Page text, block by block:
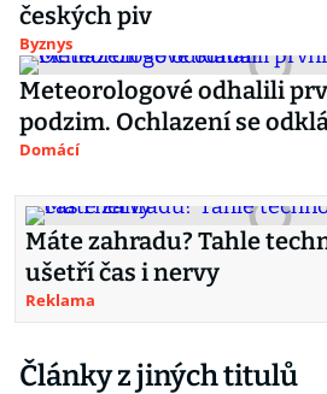
českých piv
Byznys
Meteorologové odhalili
podzim. Ochlazení se
Domácí
Máte zahradu? Tahle
ušetří čas i nervy
Reklama
Články z jiných titulů